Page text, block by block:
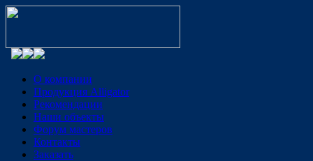
О компании
Продукция Alligator
Рекомендации
Наши объекты
Форум мастеров
Контакты
Заказать